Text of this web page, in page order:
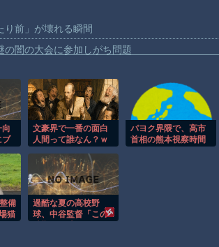
り前」が壊れる瞬間
の闇の大会に参加しがち問題
（笑）ミニストップでトラックと衝突したドラ
時の熊本総合病院の手術室の様子が(((ﾟДﾟ)))
のおじさんにドローンを特攻させるおそロシア
画「GANTZ」がAmazonでなんと全巻100円ｗ
けマシと見るべきか。今はもう合葬墓ばかり
すまた、限界突破ｗｗｗｗｗｗ
向
ブ
回
る
う
？
文豪界で一番の面白
人間って誰なん？ｗ
パヨク界隈で、高市
首相の熊本視察時間
備
猫
過酷な夏の高校野
球、中谷監督「この